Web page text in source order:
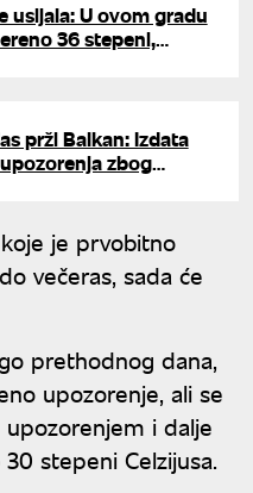
usijala: U ovom gradu
36 stepeni,
prži Balkan: Izdata
zbog
je prvobitno
večeras, sada će
prethodnog dana,
upozorenje, ali se
i dalje
stepeni Celzijusa.